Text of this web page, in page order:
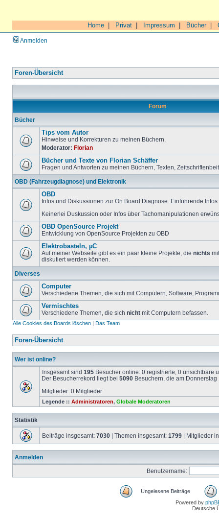
Home Privat Impressum Bücher|
Anmelden
Foren-Übersicht
Forum
Bücher
Tips vom Autor
Hinweise und Korrekturen zu meinen Büchern.
Moderator: Florian
Bücher und Texte von Florian Schäffer
Fragen und Antworten zu meinen Büchern, Texten,
OBD (Fahrzeugdiagnose) und Elektronik
OBD
Infos und Diskussionen zur On Board Diagnose. Einführende
Keinerlei Duskussion oder Infos über Tachomanipulationen
OBD OpenSource Projekt
Entwicklung von OpenSource Projekten zu OBD
Elektrobasteln, µC
Auf meiner Webseite gibt es ein paar kleine Projekte, die nichts
diskutiert werden können.
Diverses
Computer
Verschiedene Themen, die sich mit Computern, Software,
Vermischtes
Verschiedene Themen, die sich nicht mit Computern befassen.
Alle Cookies des Boards löschen | Das Team
Foren-Übersicht
Wer ist online?
Insgesamt sind 195 Besucher online: 0 registrierte, 0 unsichtbare
Der Besucherrekord liegt bei 5090 Besuchern, die am
Mitglieder: 0 Mitglieder
Legende :: Administratoren, Globale Moderatoren
Statistik
Beiträge insgesamt: 7030 | Themen insgesamt: 1799 | Mitglieder
Anmelden
Benutzername:
Ungelesene Beiträge
Powered by
Deutsche